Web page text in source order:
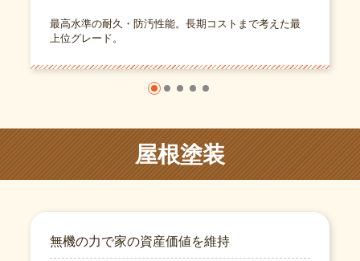
最高水準の耐久・防汚性能。長期コストまで考えた最
上位グレード。
屋根塗装
無機の力で家の資産価値を維持